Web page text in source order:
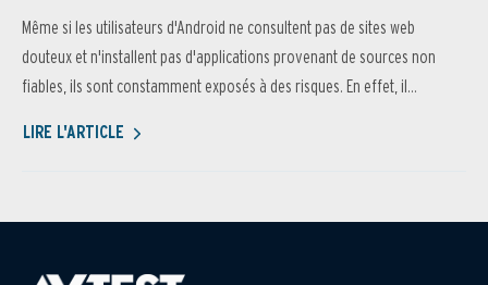
Même si les utilisateurs d'Android ne consultent pas de sites web
douteux et n'installent pas d'applications provenant de sources non
fiables, ils sont constamment exposés à des risques. En effet, il...
LIRE L'ARTICLE